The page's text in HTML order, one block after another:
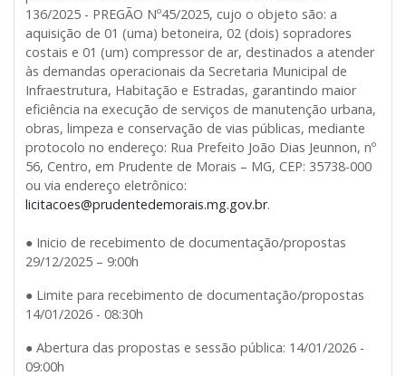
136/2025 - PREGÃO Nº45/2025, cujo o objeto são: a
aquisição de 01 (uma) betoneira, 02 (dois) sopradores
costais e 01 (um) compressor de ar, destinados a atender
às demandas operacionais da Secretaria Municipal de
Infraestrutura, Habitação e Estradas, garantindo maior
eficiência na execução de serviços de manutenção urbana,
obras, limpeza e conservação de vias públicas, mediante
protocolo no endereço: Rua Prefeito João Dias Jeunnon, nº
56, Centro, em Prudente de Morais – MG, CEP: 35738-000
ou via endereço eletrônico:
licitacoes@prudentedemorais.mg.gov.br.
● Inicio de recebimento de documentação/propostas
29/12/2025 – 9:00h
● Limite para recebimento de documentação/propostas
14/01/2026 - 08:30h
● Abertura das propostas e sessão pública: 14/01/2026 -
09:00h